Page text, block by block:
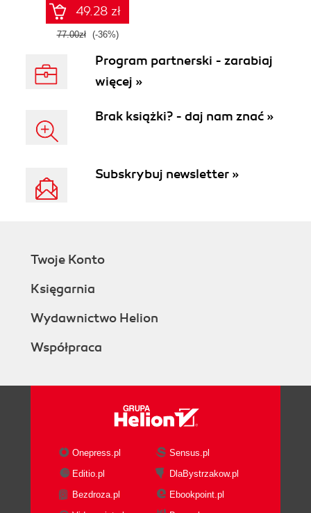
49.28 zł
77.00zł (-36%)
Program partnerski - zarabiaj
więcej »
Brak książki? - daj nam znać »
Subskrybuj newsletter »
Twoje Konto
Księgarnia
Wydawnictwo Helion
Współpraca
Onepress.pl
Sensus.pl
Editio.pl
DlaBystrzakow.pl
Bezdroza.pl
Ebookpoint.pl